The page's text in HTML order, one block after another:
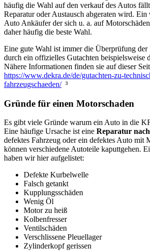
häufig die Wahl auf den verkauf des Autos
Reparatur oder Austausch abgeraten wird. Ein
Auto Ankäufer der sich u. a. auf
daher häufig die beste Wahl.
Eine gute Wahl ist immer die Überprüfung der
durch ein offizielles Gutachten
Nähere Informationen finden sie auf dieser
https://www.dekra.de/de/gutachten-zu-
fahrzeugschaeden/³
Gründe für einen Motorschaden
Es gibt viele Gründe warum ein Auto in die
Eine häufige Ursache ist eine Reparatur
defektes Fahrzeug oder ein defektes Auto mit
können verschiedene Autoteile kaputtgehen.
haben wir hier aufgelistet:
Defekte Kurbelwelle
Falsch getankt
Kupplungsschäden
Wenig Öl
Motor zu heiß
Kolbenfresser
Ventilschäden
Verschlissene Pleuellager
Zylinderkopf gerissen